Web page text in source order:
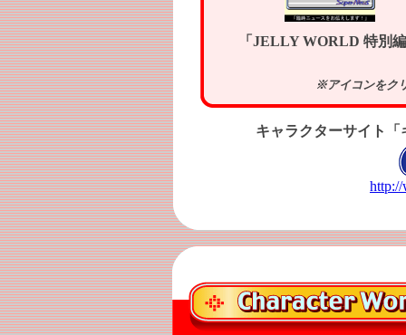
「JELLY WORLD 特別
※アイコンをク
キャラクターサイト
http://